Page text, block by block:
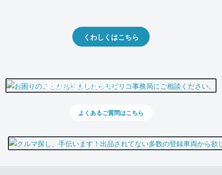
くわしくはこちら
0800-500-5500
よくあるご質問はこちら